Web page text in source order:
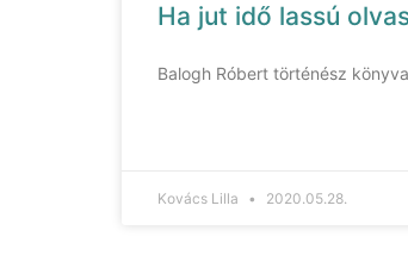
Ha jut idő lassú
Balogh Róbert történész
Kovács Lilla 2020.05.28.